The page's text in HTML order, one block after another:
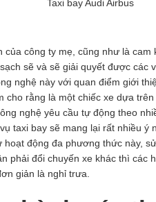
Taxi bay Audi Airbus
của công ty mẹ, cũng như là
sẽ và sẽ giải quyết được các
nghệ này với quan điểm giới
rằng là một chiếc xe dựa trên
nghệ yêu cầu tự động theo
taxi bay sẽ mang lại rất nhiều ý
động đa phương thức này,
phải đổi chuyến xe khác thì các
giản là nghỉ trưa.